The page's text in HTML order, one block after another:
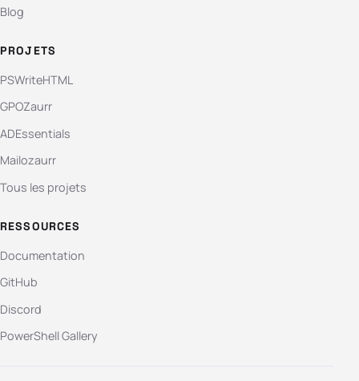
Blog
PROJETS
PSWriteHTML
GPOZaurr
ADEssentials
Mailozaurr
Tous les projets
RESSOURCES
Documentation
GitHub
Discord
PowerShell Gallery